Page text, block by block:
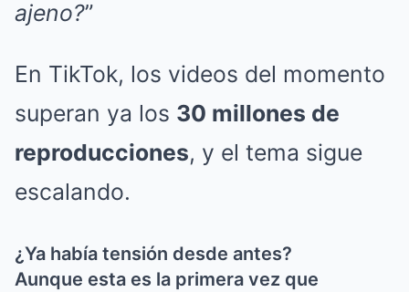
ajeno?”
En TikTok, los videos del momento
superan ya los 30 millones de
reproducciones, y el tema sigue
escalando.
¿Ya había tensión desde antes?
Aunque esta es la primera vez que